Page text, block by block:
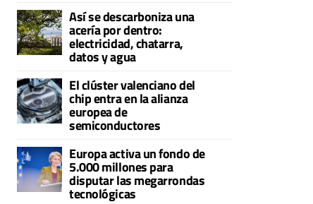
Así se descarboniza una
acería por dentro:
electricidad, chatarra,
datos y agua
El clúster valenciano del
chip entra en la alianza
europea de
semiconductores
Europa activa un fondo de
5.000 millones para
disputar las megarrondas
tecnológicas